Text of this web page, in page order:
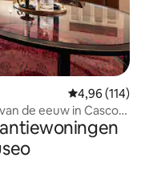
Gemiddelde
4,96 (114)
de eeuw in Casco